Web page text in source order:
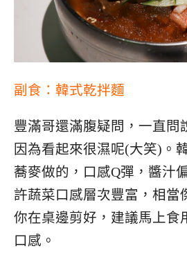
副食：韓式乾拌麵
豐滿哥還滿腹疑問，一直問
因為看起來很濕呢(大笑)。
蕎麥做的，口感Q彈，醬汁
許蔬菜口感層次豐富，相當
你在桌邊剪好，建議馬上食
口感。